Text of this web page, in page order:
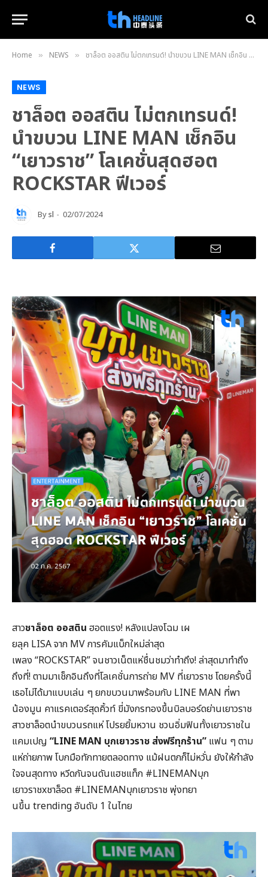
Home » NEWS » ชาล็อต ออสติน ไม่ตกเทรนด์! นำขบวน LINE MAN เช็กอิน “เยาวราช” โลเคชั่นสุดฮอต ROCKSTAR ฟีเวอร์
NEWS
ชาล็อต ออสติน ไม่ตกเทรนด์!
นำขบวน LINE MAN เช็กอิน
“เยาวราช” โลเคชั่นสุดฮอต
ROCKSTAR ฟีเวอร์
Bysl 02/07/2024
สาวชาล็อต ออสติน ฮอตแรง! หลังแปลงโฉม เผ
ยลุค LISA จาก MV การคัมแบ็กใหม่ล่าสุด
เพลง “ROCKSTAR” จนชาวเน็ตแห่ชื่นชมว่าทำถึง! ล่าสุดมาทำถึง
ถึงที่! ตามมาเช็กอินถึงที่โลเคชั่นการถ่าย MV ที่เยาวราช โดยครั้งนี้
เธอไม่ได้มาแบบเล่น ๆ ยกขบวนมาพร้อมกับ LINE MAN ที่พา
น้องมูน คาแรคเตอร์สุดคิ้วท์ ขี่มังกรทองขึ้นบิลบอร์ดย่านเยาวราช
สาวชาล็อตนำขบวนรถแห่ โปรยยิ้มหวาน ชวนอิ่มฟินทั้งเยาวราชใน
แคมเปญ “LINE MAN บุกเยาวราช ส่งฟรีทุกร้าน” แฟน ๆ ตาม
แห่ถ่ายภาพ โบกมือทักทายตลอดทาง แม้ฝนตกก็ไม่หวั่น ยังให้กำลัง
ใจจนสุดทาง หวีดกันจนดันแฮชแท็ก #LINEMANบุก
เยาวราชxชาล็อต #LINEMANบุกเยาวราช พุ่งทยา
นขึ้น trending อันดับ 1 ในไทย